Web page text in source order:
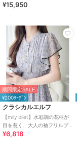
ー サイド プリーツ ワンピース
¥15,950
期間限定SALE
¥200ｸｰﾎﾟﾝ
クラシカルエルフ
【mily bilet】水彩調の花柄が
目を惹く、大人の袖フリルプ
リーツワンピース（半袖）
¥6,818